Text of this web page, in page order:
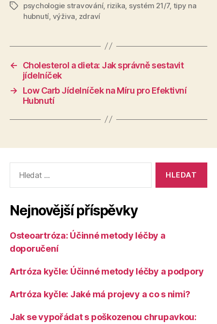
Štítkypsychologie stravování, rizika systém 21/7, tipy na
hubnutí výživa zdraví
←
Cholesterol a dieta: Jak správně sestavit
jídelníček
→
Low Carb Jídelníček na Míru pro Efektivní
Hubnutí
vyhledávání:
Nejnovější příspěvky
Osteoartróza: Účinné metody léčby a
doporučení
Artróza kyčle: Účinné metody léčby a podpory
Artróza kyčle: Jaké má projevy a co s nimi?
Jak se vypořádat s poškozenou chrupavkou: